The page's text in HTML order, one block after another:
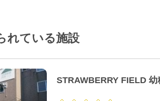
れている施設
STRAWBERRY FIELD 幼